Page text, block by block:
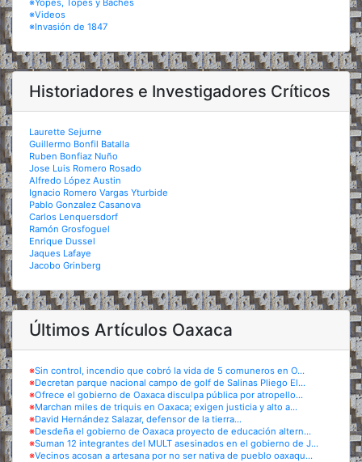
※Yopes, Topes y Baches
※Videos
※Invasión de 1847
Historiadores e Investigadores Críticos
Laurette Sejurne
Guillermo Bonfil Batalla
Ruben Bonfiaz Nuño
Jose Luis Romero Rosado
Alfredo López Austin
Ignacio Romero Vargas Yturbide
Pablo Gonzalez Casanova
Carlos Lenquersdorf
Ramón Grosfoguel
Enrique Dussel
Jaques Lafaye
Jacobo Grinberg
Últimos Artículos Oaxaca
※Sin control, incendio que cobró la vida de 5 comuneros en O...
※Decretan parque nacional campo de golf de Salinas Pliego El...
※Ofrece el gobierno de Oaxaca disculpa pública por atropello...
※Marchan miles de triquis en Oaxaca; exigen justicia y alto a...
※David Hernández Salazar, defensor de la tierra...
※Desdeña el gobierno de Oaxaca proyecto de educación altern...
※Suman 12 integrantes del MULT asesinados en el gobierno de J...
※Vecinos acosan a artesana por no ser nativa de pueblo oaxaqu...